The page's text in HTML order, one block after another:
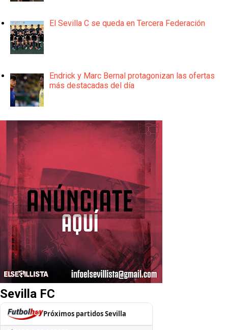
El Sevilla C se queda en Tercera Federación
Endrick y Marc Bernal protagonizan las ofertas
más destacadas del día
Sevilla FC